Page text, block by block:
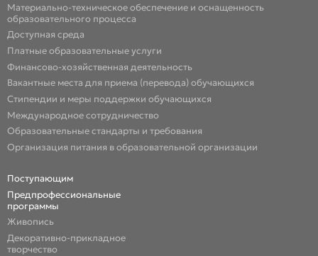
Материально-техническое обеспечение и оснащенность
образовательного процесса
Доступная среда
Платные образовательные услуги
Финансово-хозяйственная деятельность
Вакантные места для приема (перевода) обучающихся
Стипендии и меры поддержки обучающихся
Международное сотрудничество
Образовательные стандарты и требования
Организация питания в образовательной организации
Поступающим
Предпрофессиональные
программы
Живопись
Декоративно-прикладное
творчество